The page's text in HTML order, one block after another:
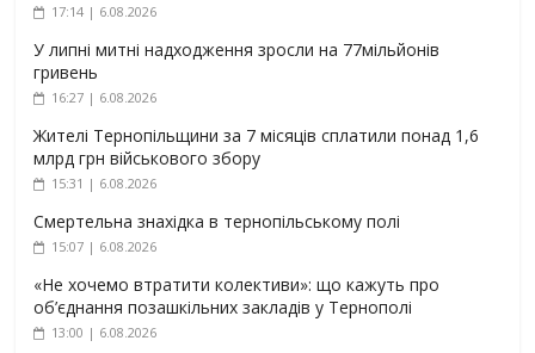
17:14 | 6.08.2026
У липні митні надходження зросли на 77мільйонів
гривень
16:27 | 6.08.2026
Жителі Тернопільщини за 7 місяців сплатили понад 1,6
млрд грн військового збору
15:31 | 6.08.2026
Смертельна знахідка в тернопільському полі
15:07 | 6.08.2026
«Не хочемо втратити колективи»: що кажуть про
об’єднання позашкільних закладів у Тернополі
13:00 | 6.08.2026